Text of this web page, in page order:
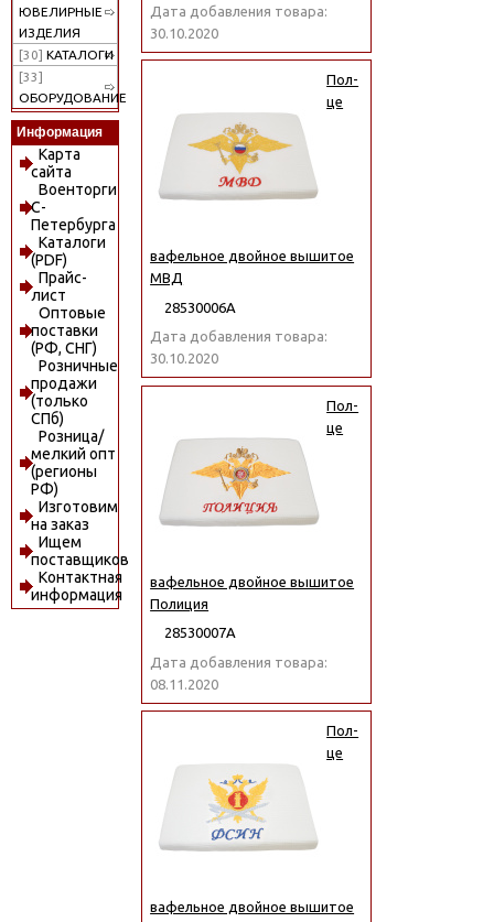
ЮВЕЛИРНЫЕ
ИЗДЕЛИЯ
[30] КАТАЛОГИ
[33]
ОБОРУДОВАНИЕ
Информация
Карта
сайта
Военторги
С-
Петербурга
Каталоги
(PDF)
Прайс-
лист
Оптовые
поставки
(РФ, СНГ)
Розничные
продажи
(только
СПб)
Розница/
мелкий опт
(регионы
РФ)
Изготовим
на заказ
Ищем
поставщиков
Контактная
информация
Дата добавления товара:
30.10.2020
Пол-
це
вафельное двойное вышитое
МВД
28530006А
Дата добавления товара:
30.10.2020
Пол-
це
вафельное двойное вышитое
Полиция
28530007А
Дата добавления товара:
08.11.2020
Пол-
це
вафельное двойное вышитое